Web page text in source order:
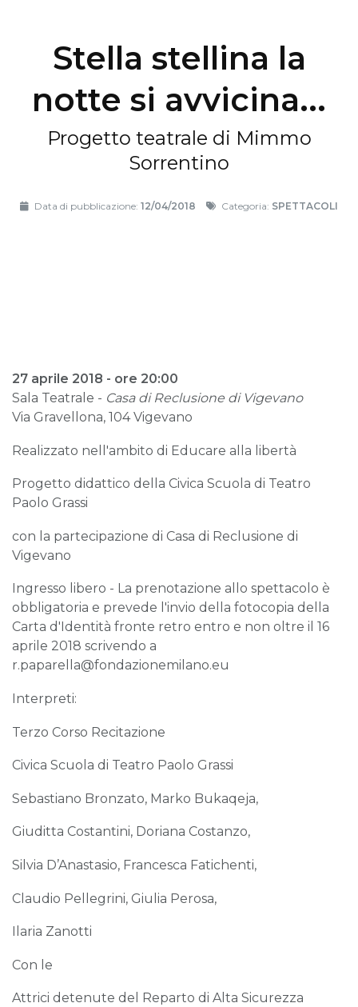
Stella stellina la
notte si avvicina...
Progetto teatrale di Mimmo
Sorrentino
Data di pubblicazione: 12/04/2018 Categoria: SPETTACOLI
27 aprile 2018 - ore 20:00
Sala Teatrale - Casa di Reclusione di Vigevano
Via Gravellona, 104 Vigevano
Realizzato nell'ambito di Educare alla libertà
Progetto didattico della Civica Scuola di Teatro
Paolo Grassi
con la partecipazione di Casa di Reclusione di
Vigevano
Ingresso libero - La prenotazione allo spettacolo è
obbligatoria e prevede l'invio della fotocopia della
Carta d'Identità fronte retro entro e non oltre il 16
aprile 2018 scrivendo a
r.paparella@fondazionemilano.eu
Interpreti:
Terzo Corso Recitazione
Civica Scuola di Teatro Paolo Grassi
Sebastiano Bronzato, Marko Bukaqeja,
Giuditta Costantini, Doriana Costanzo,
Silvia D’Anastasio, Francesca Fatichenti,
Claudio Pellegrini, Giulia Perosa,
Ilaria Zanotti
Con le
Attrici detenute del Reparto di Alta Sicurezza